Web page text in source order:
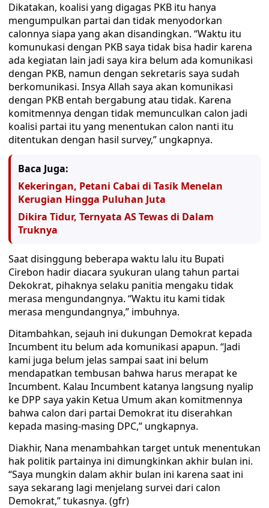
Dikatakan, koalisi yang digagas PKB itu hanya
mengumpulkan partai dan tidak menyodorkan
calonnya siapa yang akan disandingkan. “Waktu itu
komunukasi dengan PKB saya tidak bisa hadir karena
ada kegiatan lain jadi saya kira belum ada komunikasi
dengan PKB, namun dengan sekretaris saya sudah
berkomunikasi. Insya Allah saya akan komunikasi
dengan PKB entah bergabung atau tidak. Karena
komitmennya dengan tidak memunculkan calon jadi
koalisi partai itu yang menentukan calon nanti itu
ditentukan dengan hasil survey,” ungkapnya.
Baca Juga:
Kekeringan, Petani Cabai di Tasik Menelan
Kerugian Hingga Puluhan Juta
Dikira Tidur, Ternyata AS Tewas di Dalam
Truknya
Saat disinggung beberapa waktu lalu itu Bupati
Cirebon hadir diacara syukuran ulang tahun partai
Dekokrat, pihaknya selaku panitia mengaku tidak
merasa mengundangnya. “Waktu itu kami tidak
merasa mengundangnya,” imbuhnya.
Ditambahkan, sejauh ini dukungan Demokrat kepada
Incumbent itu belum ada komunikasi apapun. “Jadi
kami juga belum jelas sampai saat ini belum
mendapatkan tembusan bahwa harus merapat ke
Incumbent. Kalau Incumbent katanya langsung nyalip
ke DPP saya yakin Ketua Umum akan komitmennya
bahwa calon dari partai Demokrat itu diserahkan
kepada masing-masing DPC,” ungkapnya.
Diakhir, Nana menambahkan target untuk menentukan
hak politik partainya ini dimungkinkan akhir bulan ini.
“Saya mungkin dalam akhir bulan ini karena saat ini
saya sekarang lagi menjelang survei dari calon
Demokrat,” tukasnya. (gfr)